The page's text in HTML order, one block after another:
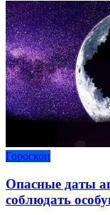
Гороскоп
Опасные даты
соблюдать